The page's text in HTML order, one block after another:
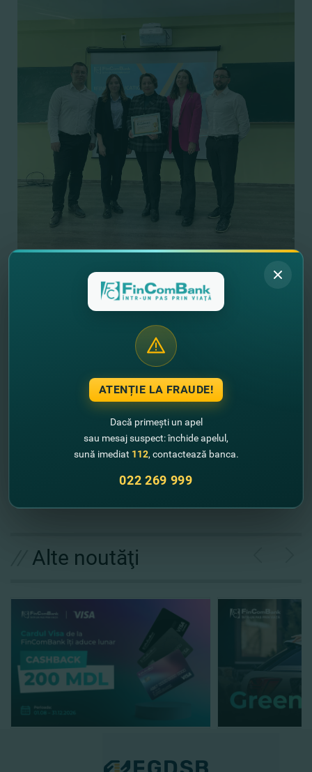
Alte noutăţi
ATENȚIE LA FRAUDE!
Dacă primești un apel
sau mesaj suspect: închide apelul,
sună imediat 112, contactează banca.
022 269 999